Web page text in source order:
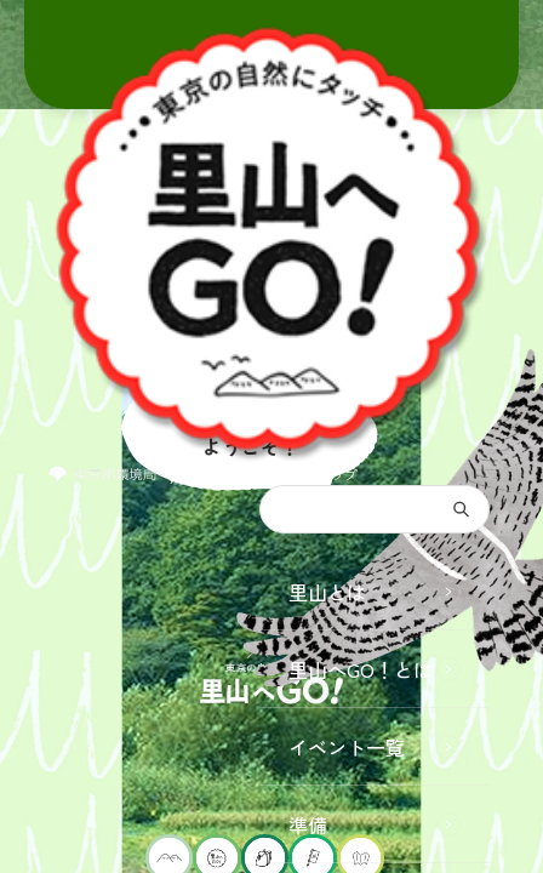
都庁総合トップ
里山とは
里山へGO！とは
イベント一覧
準備
里山へ
ようこそ！